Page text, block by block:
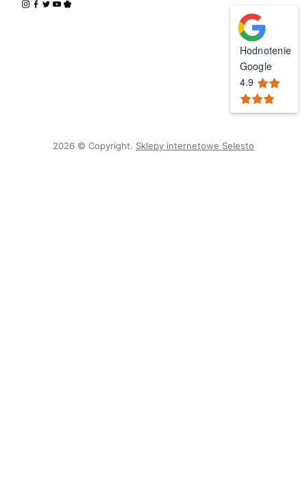
Hodnotenie
Google
4.9
2026 © Copyright. Sklepy internetowe Selesto